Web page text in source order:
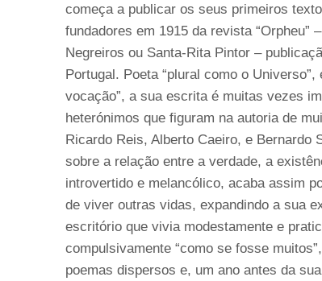
começa a publicar os seus primeiros
fundadores em 1915 da revista “Orpheu”
Negreiros ou Santa-Rita Pintor –
Portugal. Poeta “plural como o
vocação”, a sua escrita é muitas vezes
heterónimos que figuram na autoria de
Ricardo Reis, Alberto Caeiro, e Bernardo
sobre a relação entre a verdade, a
introvertido e melancólico, acaba assim
de viver outras vidas, expandindo a sua
escritório que vivia modestamente e
compulsivamente “como se fosse
poemas dispersos e, um ano antes da